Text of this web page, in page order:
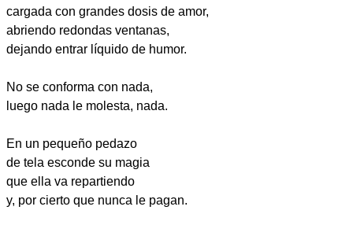
cargada con grandes dosis de amor,
abriendo redondas ventanas,
dejando entrar líquido de humor.
No se conforma con nada,
luego nada le molesta, nada.
En un pequeño pedazo
de tela esconde su magia
que ella va repartiendo
y, por cierto que nunca le pagan.